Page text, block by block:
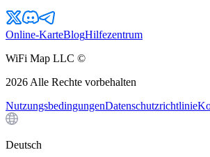
Online-KarteBlogHilfezentrum
WiFi Map LLC ©
2026 Alle Rechte vorbehalten
NutzungsbedingungenDatenschutzrichtlinie
Deutsch